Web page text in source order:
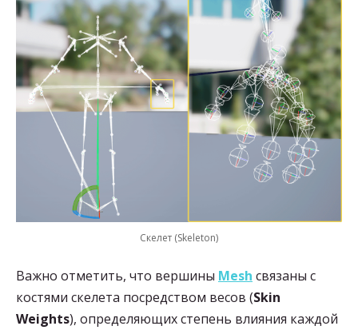
Скелет (Skeleton)
Важно отметить, что вершины Mesh связаны с
костями скелета посредством весов (Skin
Weights), определяющих степень влияния каждой